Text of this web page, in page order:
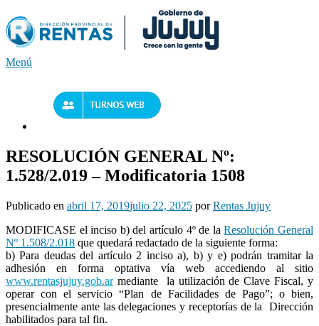
al
contenido
Menú
RESOLUCIÓN GENERAL Nº:
1.528/2.019 – Modificatoria 1508
Publicado en abril 17, 2019julio 22, 2025 porRentas Jujuy
MODIFICASE el inciso b) del artículo 4º de laResolución General
Nº 1.508/2.018 que quedará redactado de la siguiente forma:
b) Para deudas del artículo 2 inciso a), b) y e) podrán tramitar la
adhesión en forma optativa vía web accediendo al sitio
www.rentasjujuy.gob.armediante la utilización de Clave Fiscal, y
operar con el servicio “Plan de Facilidades de Pago”; o bien,
presencialmente ante las delegaciones y receptorías de la Dirección
habilitados para tal fin.